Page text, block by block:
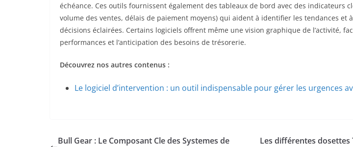
échéance. Ces outils fournissent également des tableaux de bord avec des indicateurs
volume des ventes, délais de paiement moyens) qui aident à identifier les tendances et
décisions éclairées. Certains logiciels offrent même une vision graphique de l’activité,
performances et l’anticipation des besoins de trésorerie.
Découvrez nos autres contenus :
Le logiciel d’intervention : un outil indispensable pour gérer les urgences
Bull Gear : Le Composant Cle des Systemes de
Les différentes dosettes